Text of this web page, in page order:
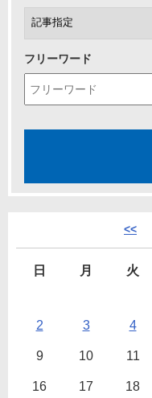
フリーワード
<<
日 月 火
2 3 4
9 10 11
16 17 18